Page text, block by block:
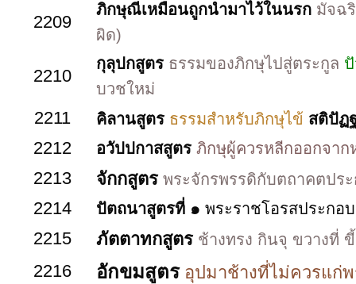
2209
ภิกษุณีเหมือนถูกนำมาไว้ในนรก มัจฉ
ผิด)
2210
กุลุปกสูตร ธรรมของภิกษุไปสู่ตระกูล
บวชใหม่
2211 คิลานสูตร ธรรมสำหรับภิกษุไข้ สติปัฏ
2212 อวัปปกาสสูตร ภิกษุผู้ควรหลีกออกจาก
2213 จักกสูตร พระจักรพรรดิกับตถาคตปร
2214 ปัตถนาสูตรที่ ๑ พระราชโอรสประกอ
2215 ภัตตาทกสูตร ช้างทรง กินจุ ขวางที่
2216 อักขมสูตรอุปมาช้างที่ไม่ควรแก่